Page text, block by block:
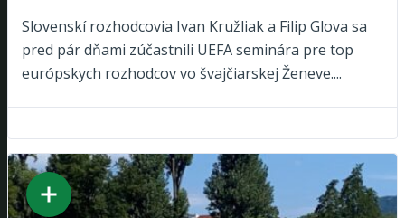
Slovenskí rozhodcovia Ivan Kružliak a Filip Glova sa
pred pár dňami zúčastnili UEFA seminára pre top
európskych rozhodcov vo švajčiarskej Ženeve....